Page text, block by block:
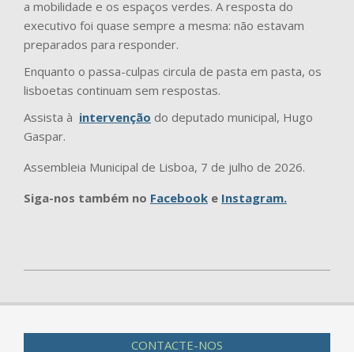
a mobilidade e os espaços verdes. A resposta do
executivo foi quase sempre a mesma: não estavam
preparados para responder.
Enquanto o passa-culpas circula de pasta em pasta, os
lisboetas continuam sem respostas.
Assista à intervenção do deputado municipal, Hugo
Gaspar.
Assembleia Municipal de Lisboa, 7 de julho de 2026.
Siga-nos também no Facebook e Instagram.
CONTACTE-NOS